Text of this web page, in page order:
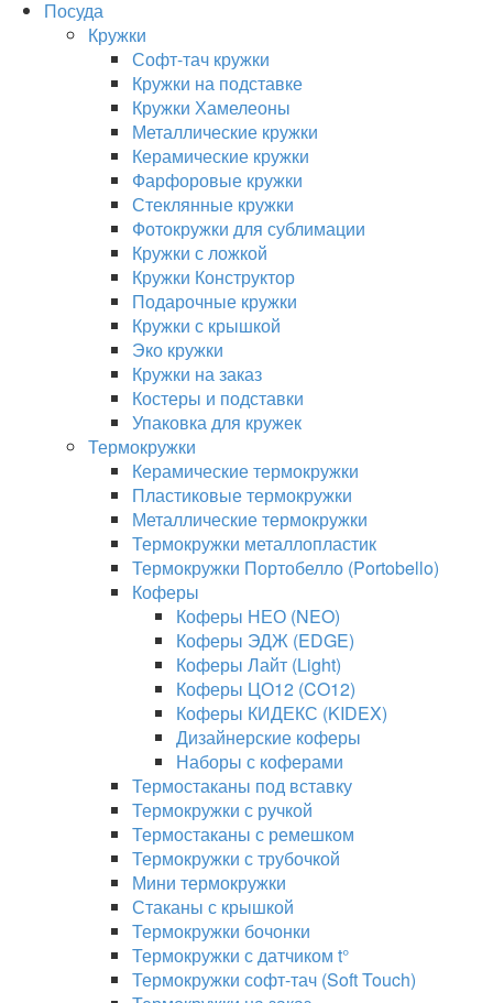
Посуда
Кружки
Софт-тач кружки
Кружки на подставке
Кружки Хамелеоны
Металлические кружки
Керамические кружки
Фарфоровые кружки
Стеклянные кружки
Фотокружки для сублимации
Кружки с ложкой
Кружки Конструктор
Подарочные кружки
Кружки с крышкой
Эко кружки
Кружки на заказ
Костеры и подставки
Упаковка для кружек
Термокружки
Керамические термокружки
Пластиковые термокружки
Металлические термокружки
Термокружки металлопластик
Термокружки Портобелло (Portobello)
Коферы
Коферы НЕО (NEO)
Коферы ЭДЖ (EDGE)
Коферы Лайт (Light)
Коферы ЦО12 (CO12)
Коферы КИДЕКС (KIDEX)
Дизайнерские коферы
Наборы с коферами
Термостаканы под вставку
Термокружки с ручкой
Термостаканы с ремешком
Термокружки с трубочкой
Мини термокружки
Стаканы с крышкой
Термокружки бочонки
Термокружки с датчиком t°
Термокружки софт-тач (Soft Touch)